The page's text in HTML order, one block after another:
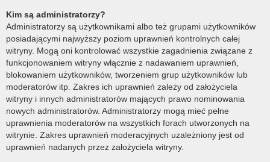
Kim są administratorzy?
Administratorzy są użytkownikami albo też grupami użytkowników
posiadającymi najwyższy poziom uprawnień kontrolnych całej
witryny. Mogą oni kontrolować wszystkie zagadnienia związane z
funkcjonowaniem witryny włącznie z nadawaniem uprawnień,
blokowaniem użytkowników, tworzeniem grup użytkowników lub
moderatorów itp. Zakres ich uprawnień zależy od założyciela
witryny i innych administratorów mających prawo nominowania
nowych administratorów. Administratorzy mogą mieć pełne
uprawnienia moderatorów na wszystkich forach utworzonych na
witrynie. Zakres uprawnień moderacyjnych uzależniony jest od
uprawnień nadanych przez założyciela witryny.